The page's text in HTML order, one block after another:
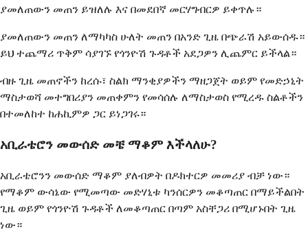
ያመለጠውን መጠን ይዝለሉ እና በመደበኛ መርሃግብርዎ ይቀጥሉ።
ያመለጠውን መጠን ለማካካስ ሁለት መጠን በአንድ ጊዜ በጭራሽ አይውሰዱ።
ይህ ተጨማሪ ጥቅም ሳያገኙ የጎንዮሽ ጉዳቶች አደጋዎን ሊጨምር ይችላል።
ብዙ ጊዜ መጠኖችን ከረሱ፣ ስልክ ማንቂያዎችን ማዘጋጀት ወይም የመድኃኒት
ማስታወሻ መተግበሪያን መጠቀምን የመሳሰሉ ለማስታወስ የሚረዱ ስልቶችን
በተመለከተ ከሐኪምዎ ጋር ይነጋገሩ።
አቢራቴሮን መውሰድ መቼ ማቆም እችላለሁ?
አቢራቴሮንን መውሰድ ማቆም ያለብዎት በዶክተርዎ መመሪያ ብቻ ነው።
የማቆም ውሳኔው የሚመጣው መድሃኒቱ ካንሰርዎን መቆጣጠር በማይችልበት
ጊዜ ወይም የጎንዮሽ ጉዳቶች ለመቆጣጠር በጣም አስቸጋሪ በሚሆኑበት ጊዜ
ነው።